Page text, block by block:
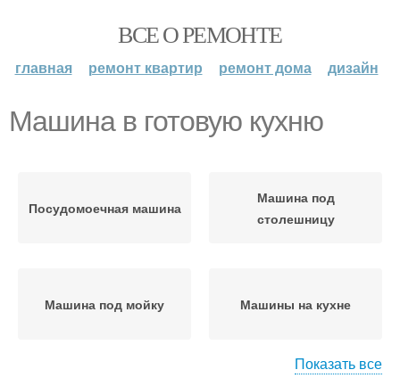
ВСЕ О РЕМОНТЕ
главная ремонт квартир ремонт дома дизайн
Машина в готовую кухню
Посудомоечная машина
Машина под
столешницу
Машина под мойку Машины на кухне
Показать все